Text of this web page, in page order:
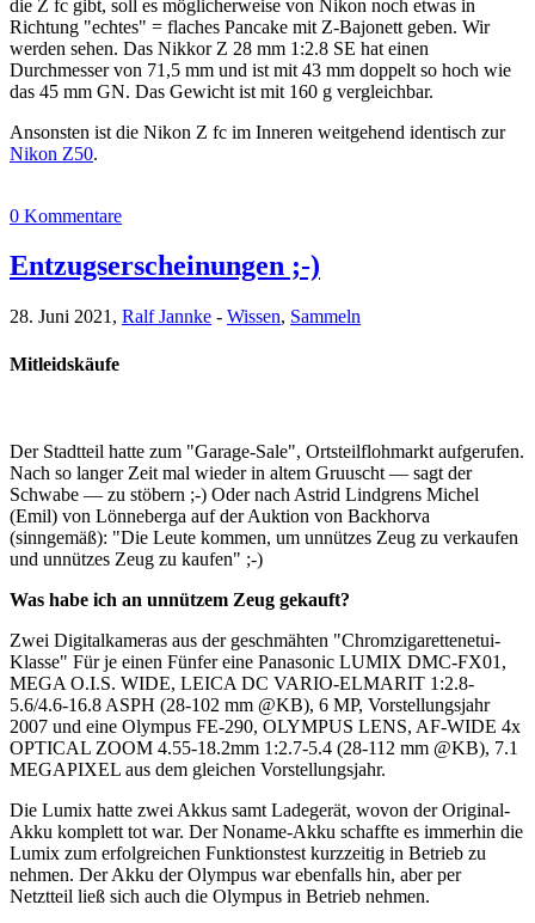
die Z fc gibt, soll es möglicherweise von Nikon noch etwas in
Richtung "echtes" = flaches Pancake mit Z-Bajonett geben. Wir
werden sehen. Das Nikkor Z 28 mm 1:2.8 SE hat einen
Durchmesser von 71,5 mm und ist mit 43 mm doppelt so hoch wie
das 45 mm GN. Das Gewicht ist mit 160 g vergleichbar.
Ansonsten ist die Nikon Z fc im Inneren weitgehend identisch zur
Nikon Z50.
0 Kommentare
Entzugserscheinungen ;-)
28. Juni 2021, Ralf Jannke - Wissen, Sammeln
Mitleidskäufe
Der Stadtteil hatte zum "Garage-Sale", Ortsteilflohmarkt aufgerufen.
Nach so langer Zeit mal wieder in altem Gruuscht — sagt der
Schwabe — zu stöbern ;-) Oder nach Astrid Lindgrens Michel
(Emil) von Lönneberga auf der Auktion von Backhorva
(sinngemäß): "Die Leute kommen, um unnützes Zeug zu verkaufen
und unnützes Zeug zu kaufen" ;-)
Was habe ich an unnützem Zeug gekauft?
Zwei Digitalkameras aus der geschmähten "Chromzigarettenetui-
Klasse" Für je einen Fünfer eine Panasonic LUMIX DMC-FX01,
MEGA O.I.S. WIDE, LEICA DC VARIO-ELMARIT 1:2.8-
5.6/4.6-16.8 ASPH (28-102 mm @KB), 6 MP, Vorstellungsjahr
2007 und eine Olympus FE-290, OLYMPUS LENS, AF-WIDE 4x
OPTICAL ZOOM 4.55-18.2mm 1:2.7-5.4 (28-112 mm @KB), 7.1
MEGAPIXEL aus dem gleichen Vorstellungsjahr.
Die Lumix hatte zwei Akkus samt Ladegerät, wovon der Original-
Akku komplett tot war. Der Noname-Akku schaffte es immerhin die
Lumix zum erfolgreichen Funktionstest kurzzeitig in Betrieb zu
nehmen. Der Akku der Olympus war ebenfalls hin, aber per
Netztteil ließ sich auch die Olympus in Betrieb nehmen.